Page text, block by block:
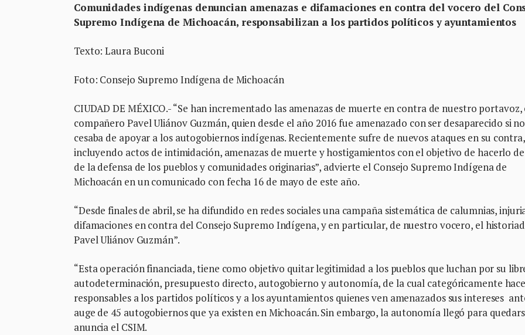
Comunidades indígenas denuncian amenazas e difamaciones en contra del vocero del
Supremo Indígena de Michoacán, responsabilizan a los partidos políticos y ayuntamientos
Texto: Laura Buconi
Foto: Consejo Supremo Indígena de Michoacán
CIUDAD DE MÉXICO.- “Se han incrementado las amenazas de muerte en contra de nuestro portavoz,
compañero Pavel Uliánov Guzmán, quien desde el año 2016 fue amenazado con ser desaparecido si no
cesaba de apoyar a los autogobiernos indígenas. Recientemente sufre de nuevos ataques en su contra,
incluyendo actos de intimidación, amenazas de muerte y hostigamientos con el objetivo de hacerlo
de la defensa de los pueblos y comunidades originarias”, advierte el Consejo Supremo Indígena de
Michoacán en un comunicado con fecha 16 de mayo de este año.
“Desde finales de abril, se ha difundido en redes sociales una campaña sistemática de calumnias,
difamaciones en contra del Consejo Supremo Indígena, y en particular, de nuestro vocero, el
Pavel Uliánov Guzmán”.
“Esta operación financiada, tiene como objetivo quitar legitimidad a los pueblos que luchan por su
autodeterminación, presupuesto directo, autogobierno y autonomía, de la cual categóricamente
responsables a los partidos políticos y a los ayuntamientos quienes ven amenazados sus intereses
auge de 45 autogobiernos que ya existen en Michoacán. Sin embargo, la autonomía llegó para
anuncia el CSIM.